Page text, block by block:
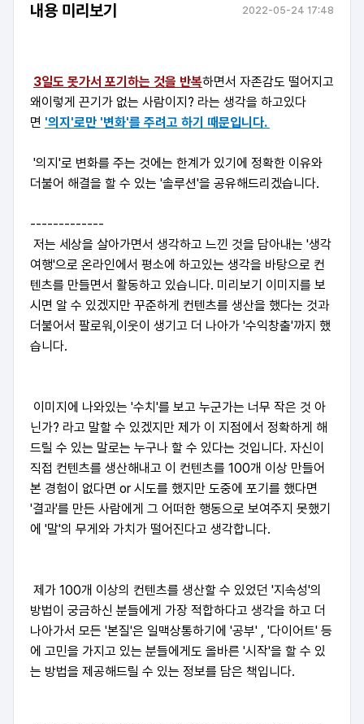
내용 미리보기 2022-05-24 17:48
3일도 못가서 포기하는 것을 반복하면서 자존감도 떨어지고
왜이렇게 끈기가 없는 사람이지? 라는 생각을 하고있다
면 '의지'로만 '변화'를 주려고 하기 때문입니다.
'의지'로 변화를 주는 것에는 한계가 있기에 정확한 이유와
더불어 해결을 할 수 있는 '솔루션'을 공유해드리겠습니다.
-------------
저는 세상을 살아가면서 생각하고 느낀 것을 담아내는 '생각
여행'으로 온라인에서 평소에 하고있는 생각을 바탕으로 컨
텐츠를 만들면서 활동하고 있습니다. 미리보기 이미지를 보
시면 알 수 있겠지만 꾸준하게 컨텐츠를 생산을 했다는 것과
더불어서 팔로워,이웃이 생기고 더 나아가 '수익창출'까지 했
습니다.
이미지에 나와있는 '수치'를 보고 누군가는 너무 작은 것 아
닌가? 라고 말할 수 있겠지만 제가 이 지점에서 정확하게 해
드릴 수 있는 말로는 누구나 할 수 있다는 것입니다. 자신이
직접 컨텐츠를 생산해내고 이 컨텐츠를 100개 이상 만들어
본 경험이 없다면 or 시도를 했지만 도중에 포기를 했다면
'결과'를 만든 사람에게 그 어떠한 행동으로 보여주지 못했기
에 '말'의 무게와 가치가 떨어진다고 생각합니다.
제가 100개 이상의 컨텐츠를 생산할 수 있었던 '지속성'의
방법이 궁금하신 분들에게 가장 적합하다고 생각을 하고 더
나아가서 모든 '본질'은 일맥상통하기에 '공부' , '다이어트' 등
에 고민을 가지고 있는 분들에게도 올바른 '시작'을 할 수 있
는 방법을 제공해드릴 수 있는 정보를 담은 책입니다.